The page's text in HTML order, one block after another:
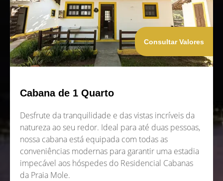
Consultar Valores
Cabana de 1 Quarto
Desfrute da tranquilidade e das vistas incríveis da
natureza ao seu redor. Ideal para até duas pessoas,
nossa cabana está equipada com todas as
conveniências modernas para garantir uma estadia
impecável aos hóspedes do Residencial Cabanas
da Praia Mole.